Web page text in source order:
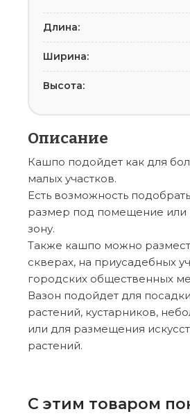
Длина:
Ширина:
Высота:
Описание
Кашпо подойдет как для
малых участков.
Есть возможность
размер под помещение или
зону.
Также кашпо можно
скверах, на приусадебных
городских общественных
Вазон подойдет для
растений, кустарников,
или для размещения
растений.
С этим товаром